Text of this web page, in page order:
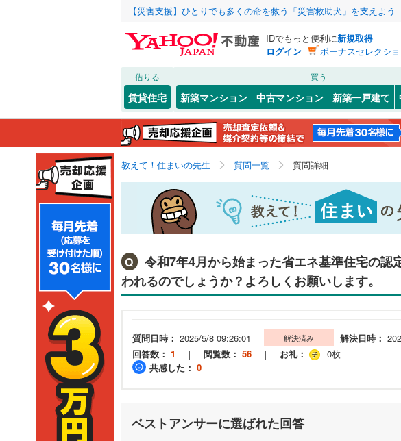
【災害支援】ひとりでも多くの命を救う「災害救助犬」を支えよう
IDでもっと便利に新規取得
ログイン
ボーナスセレクシ
借りる
賃貸住宅
買う
新築マンション 中古マンション 新築一戸建て
教えて！住まいの先生 質問一覧 質問詳細
Q
令和7年4月から始まった省エネ基準住宅の認
われるのでしょうか？よろしくお願いします。
質問日時： 2025/5/8 09:26:01 解決済み 解決日時：
回答数： 1 ｜ 閲覧数： 56 ｜ お礼：
0枚
共感した： 0
ベストアンサーに選ばれた回答